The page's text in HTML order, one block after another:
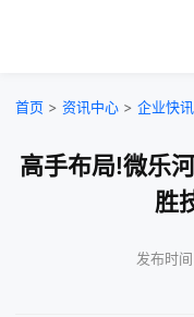
首页 > 资讯中心 > 企业快讯
高手布局!微乐
胜
发布时